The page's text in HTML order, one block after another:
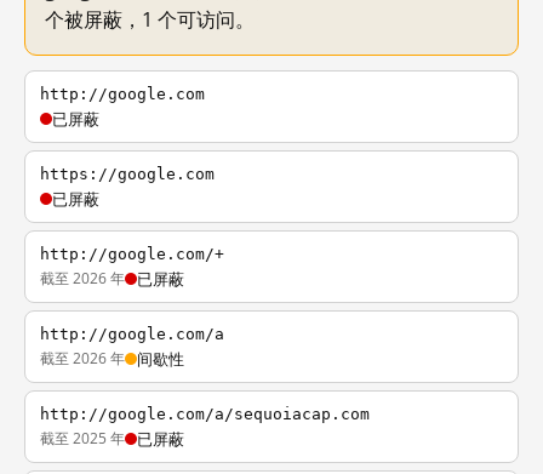
个被屏蔽，1 个可访问。
http://google.com
已屏蔽
https://google.com
已屏蔽
http://google.com/+
截至 2026 年 已屏蔽
http://google.com/a
截至 2026 年 间歇性
http://google.com/a/sequoiacap.com
截至 2025 年 已屏蔽